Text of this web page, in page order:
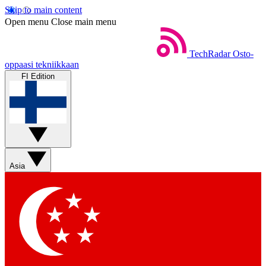
Skip to main content
Open menu Close main menu
TechRadar Osto-
oppaasi tekniikkaan
FI Edition
Asia